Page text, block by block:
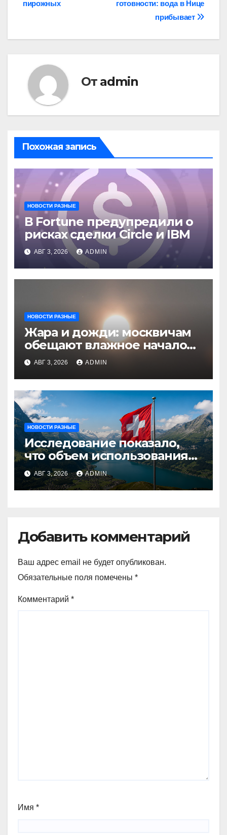
готовности: вода в Нице
прибывает
пирожных
От admin
Похожая запись
НОВОСТИ РАЗНЫЕ
В Fortune предупредили о
рисках сделки Circle и IBM
АВГ 3, 2026 ADMIN
НОВОСТИ РАЗНЫЕ
Жара и дожди: москвичам
обещают влажное начало
августа
АВГ 3, 2026 ADMIN
НОВОСТИ РАЗНЫЕ
Исследование показало,
что объем использования
криптовалют в Швейцарии
в два раза превышает
аналогичный показатель в
АВГ 3, 2026 ADMIN
Добавить комментарий
Ваш адрес email не будет опубликован.
Обязательные поля помечены *
Комментарий *
Имя *